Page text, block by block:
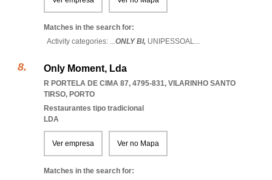
Matches in the search for:
Activity categories: ...ONLY BI, UNIPESSOAL...
Only Moment, Lda
R PORTELA DE CIMA 87, 4795-831, VILARINHO SANTO
TIRSO, PORTO
Restaurantes tipo tradicional
LDA
Ver empresa Ver no Mapa
Matches in the search for: